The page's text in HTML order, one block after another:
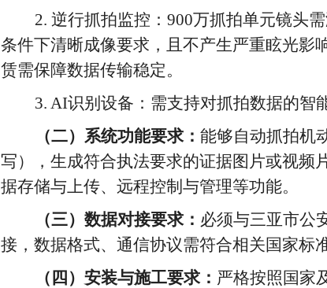
2. 逆行抓拍监控：900万抓拍单元镜头
条件下清晰成像要求，且不产生严重眩光影
赁需保障数据传输稳定。
3. AI识别设备：需支持对抓拍数据的智
（二）系统功能要求： 能够自动抓拍机
写），生成符合执法要求的证据图片或视频
据存储与上传、远程控制与管理等功能。
（三）数据对接要求： 必须与三亚市公
接，数据格式、通信协议需符合相关国家标
（四）安装与施工要求： 严格按照国家